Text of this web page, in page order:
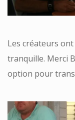
Les créateurs
tranquille. Merci
option pour